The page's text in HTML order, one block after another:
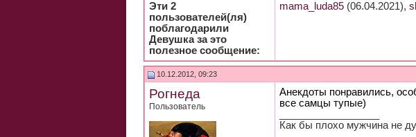
Эти 2
пользователей(ля)
поблагодарили
Девушка за это
полезное сообщение:
mama_luda85 (06.04.2021),
10.12.2012, 09:23
Рогнеда
Пользователь
Анекдоты понравились,
все самцы тупые)
Как бы плохо мужчина не